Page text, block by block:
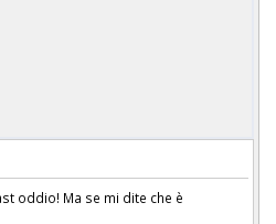
oddio! Ma se mi dite che è